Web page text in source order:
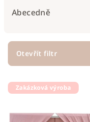
r
o
d
u
Abecedně
Otevřít filtr
V
ý
Zakázková výroba